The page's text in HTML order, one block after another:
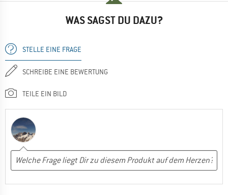
WAS SAGST DU DAZU?
STELLE EINE FRAGE
SCHREIBE EINE BEWERTUNG
TEILE EIN BILD